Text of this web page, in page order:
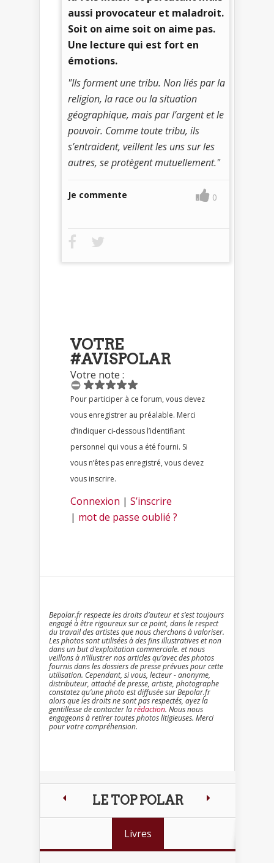
aussi provocateur et maladroit.
Soit on aime soit on aime pas.
Une lecture qui est fort en
émotions.
"Ils forment une tribu. Non liés par la
religion, la race ou la situation
géographique, mais par l’argent et le
pouvoir. Comme toute tribu, ils
s’entraident, veillent les uns sur les
autres, se protègent mutuellement."
Je commente 0
VOTRE
#AVISPOLAR
Votre note :
Pour participer à ce forum, vous devez
vous enregistrer au préalable. Merci
d’indiquer ci-dessous l’identifiant
personnel qui vous a été fourni. Si
vous n’êtes pas enregistré, vous devez
vous inscrire.
Connexion | S’inscrire
| mot de passe oublié ?
Bepolar.fr respecte les droits d’auteur et s’est toujours
engagé à être rigoureux sur ce point, dans le respect
du travail des artistes que nous cherchons à valoriser.
Les photos sont utilisées à des fins illustratives et non
dans un but d’exploitation commerciale. et nous
veillons à n’illustrer nos articles qu’avec des photos
fournis dans les dossiers de presse prévues pour cette
utilisation. Cependant, si vous, lecteur - anonyme,
distributeur, attaché de presse, artiste, photographe
constatez qu’une photo est diffusée sur Bepolar.fr
alors que les droits ne sont pas respectés, ayez la
gentillesse de contacter larédaction. Nous nous
engageons à retirer toutes photos litigieuses. Merci
pour votre compréhension.
LE TOP POLAR
Livres